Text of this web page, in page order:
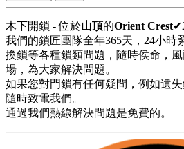
木下開鎖 - 位於山頂的Orient Crest
我們的鎖匠團隊全年365天，24小時
換鎖等各種鎖類問題，隨時侯命，
場，為大家解決問題。
如果您對門鎖有任何疑問，例如遺
隨時致電我們。
通過我們熱線解決問題是免費的。